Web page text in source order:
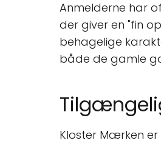
Anmelderne har
der giver en "fin
behagelige
både de gamle
Kloster Mærken